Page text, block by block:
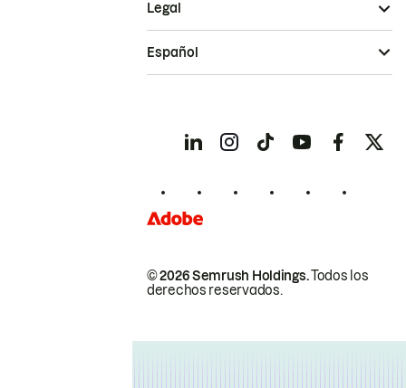
© 2026 Semrush Holdings.Todos los
derechos reservados.
Legal
Español